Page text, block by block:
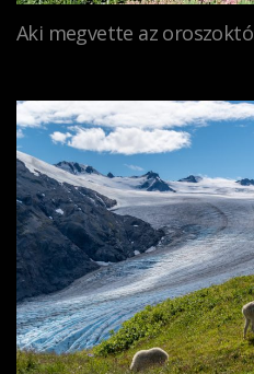
Aki megvette az